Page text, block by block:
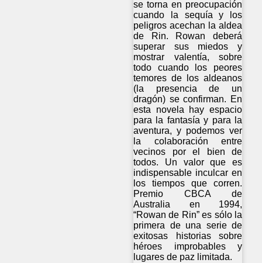
se torna en preocupación
cuando la sequía y los
peligros acechan la aldea
de Rin. Rowan deberá
superar sus miedos y
mostrar valentía, sobre
todo cuando los peores
temores de los aldeanos
(la presencia de un
dragón) se confirman. En
esta novela hay espacio
para la fantasía y para la
aventura, y podemos ver
la colaboración entre
vecinos por el bien de
todos. Un valor que es
indispensable inculcar en
los tiempos que corren.
Premio CBCA de
Australia en 1994,
“Rowan de Rin” es sólo la
primera de una serie de
exitosas historias sobre
héroes improbables y
lugares de paz limitada.